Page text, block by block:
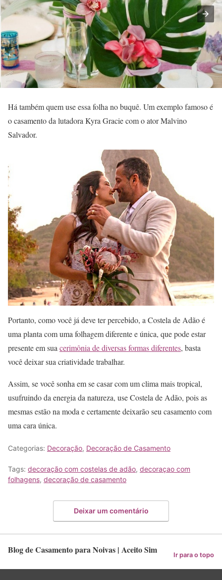
Há também quem use essa folha no buquê. Um exemplo famoso é
o casamento da lutadora Kyra Gracie com o ator Malvino
Salvador.
Portanto, como você já deve ter percebido, a Costela de Adão é
uma planta com uma folhagem diferente e única, que pode estar
presente em suacerimônia de diversas formas diferentes, basta
você deixar sua criatividade trabalhar.
Assim, se você sonha em se casar com um clima mais tropical,
usufruindo da energia da natureza, use Costela de Adão, pois as
mesmas estão na moda e certamente deixarão seu casamento com
uma cara única.
Categorias: Decoração, Decoração de Casamento
Tags: decoração com costelas de adão, decoraçao com
folhagens, decoração de casamento
Deixar um comentário
Blog de Casamento para Noivas | Aceito Sim Ir para o topo